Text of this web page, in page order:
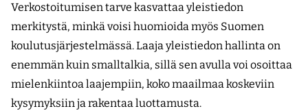
Verkostoitumisen tarve kasvattaa yleistiedon
merkitystä, minkä voisi huomioida myös Suomen
koulutusjärjestelmässä. Laaja yleistiedon hallinta on
enemmän kuin smalltalkia, sillä sen avulla voi osoittaa
mielenkiintoa laajempiin, koko maailmaa koskeviin
kysymyksiin ja rakentaa luottamusta.